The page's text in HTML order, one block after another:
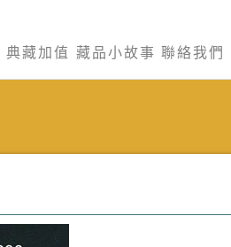
典藏加值 藏品小故事 聯絡我們